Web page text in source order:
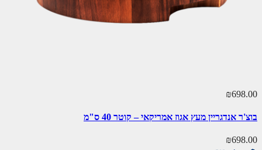
₪698.00
בוצ'ר אנדגריין מעץ אגוז אמריקאי – קוטר 40 ס"מ
₪698.00